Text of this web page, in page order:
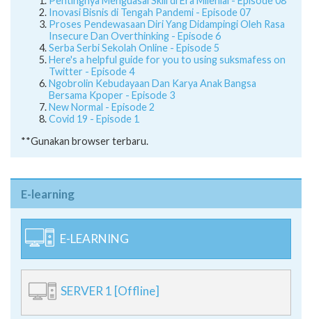
Pentingnya Menguasai Skill di Era Milenial - Episode 08
Inovasi Bisnis di Tengah Pandemi - Episode 07
Proses Pendewasaan Diri Yang Didampingi Oleh Rasa
Insecure Dan Overthinking - Episode 6
Serba Serbi Sekolah Online - Episode 5
Here's a helpful guide for you to using suksmafess on
Twitter - Episode 4
Ngobrolin Kebudayaan Dan Karya Anak Bangsa
Bersama Kpoper - Episode 3
New Normal - Episode 2
Covid 19 - Episode 1
**Gunakan browser terbaru.
E-learning
E-LEARNING
SERVER 1 [Offline]